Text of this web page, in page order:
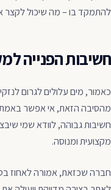
להתמקד בו – מה שיכול לקצר
חשיבות הפנייה
כאמור, מים עלולים לגרום
מהסיבה הזאת, אי אפשר באמת
חשיבות גבוהה, לוודא שמי
מקצועית ומנוסה.
חברה שכזאת, אמורה לאחוז